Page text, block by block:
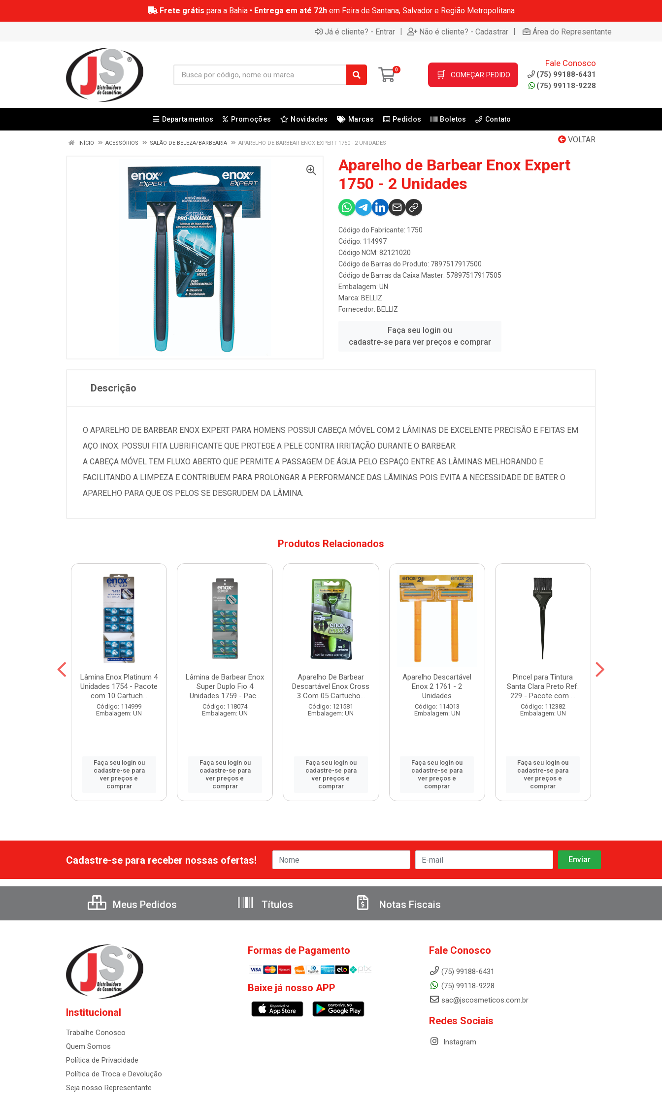
Frete grátis para a Bahia • Entrega em até 72hem Feira de Santana, Salvador e Região Metropolitana
Já é cliente? - Entrar | Não é cliente? - Cadastrar | Área do Representante
0 🛒 COMEÇAR PEDIDO
Fale Conosco
(75) 99188-6431
(75) 99118-9228
Departamentos Promoções Novidades Marcas Pedidos Boletos Contato
VOLTAR
INÍCIO ACESSÓRIOS SALÃO DE BELEZA/BARBEARIA APARELHO DE BARBEAR ENOX EXPERT 1750 - 2 UNIDADES
Aparelho de Barbear Enox Expert
1750 - 2 Unidades
Código do Fabricante: 1750
Código: 114997
Código NCM: 82121020
Código de Barras do Produto: 7897517917500
Código de Barras da Caixa Master: 57897517917505
Embalagem: UN
Marca: BELLIZ
Fornecedor: BELLIZ
Faça seu login ou
cadastre-se para ver preços e comprar
Descrição
O APARELHO DE BARBEAR ENOX EXPERT PARA HOMENS POSSUI CABEÇA MÓVEL COM 2 LÂMINAS DE EXCELENTE PRECISÃO E FEITAS EM
AÇO INOX. POSSUI FITA LUBRIFICANTE QUE PROTEGE A PELE CONTRA IRRITAÇÃO DURANTE O BARBEAR.
A CABEÇA MÓVEL TEM FLUXO ABERTO QUE PERMITE A PASSAGEM DE ÁGUA PELO ESPAÇO ENTRE AS LÂMINAS MELHORANDO E
FACILITANDO A LIMPEZA E CONTRIBUEM PARA PROLONGAR A PERFORMANCE DAS LÂMINAS POIS EVITA A NECESSIDADE DE BATER O
APARELHO PARA QUE OS PELOS SE DESGRUDEM DA LÂMINA.
Produtos Relacionados
Lâmina Enox Platinum 4
Unidades 1754 - Pacote
com 10 Cartuch...
Código: 114999
Embalagem: UN
Faça seu login ou
cadastre-se para
ver preços e
comprar
Lâmina de Barbear Enox
Super Duplo Fio 4
Unidades 1759 - Pac...
Código: 118074
Embalagem: UN
Faça seu login ou
cadastre-se para
ver preços e
comprar
Aparelho De Barbear
Descartável Enox Cross
3 Com 05 Cartucho...
Código: 121581
Embalagem: UN
Faça seu login ou
cadastre-se para
ver preços e
comprar
Aparelho Descartável
Enox 2 1761 - 2
Unidades
Código: 114013
Embalagem: UN
Faça seu login ou
cadastre-se para
ver preços e
comprar
Pincel para Tintura
Santa Clara Preto Ref.
229 - Pacote com ...
Código: 112382
Embalagem: UN
Faça seu login ou
cadastre-se para
ver preços e
comprar
Cadastre-se para receber nossas ofertas!
Meus Pedidos Títulos Notas Fiscais
Institucional
Trabalhe Conosco
Quem Somos
Política de Privacidade
Política de Troca e Devolução
Seja nosso Representante
Formas de Pagamento
Baixe já nosso APP
Fale Conosco
(75) 99188-6431
(75) 99118-9228
sac@jscosmeticos.com.br
Redes Sociais
Instagram